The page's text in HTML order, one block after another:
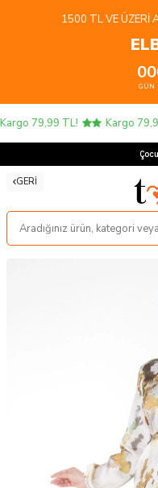
1500 TL VE ÜZERI
00
GÜN
79,99 TL! Kargo
GERI